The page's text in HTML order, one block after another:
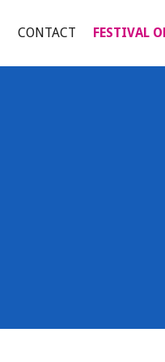
CONTACT FESTIVAL